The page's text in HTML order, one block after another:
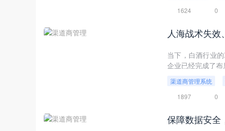
1624
0
当下，白酒行业
企业已经完成了
渠道商管理系统
1897
0